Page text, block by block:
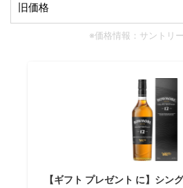
旧価格
※価格情報：サントリ
【ギフト プレゼント に】シン